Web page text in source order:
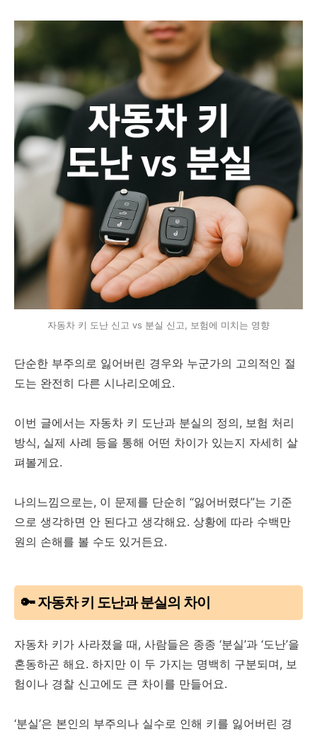
자동차 키 도난 신고 vs 분실 신고, 보험에 미치는 영향
단순한 부주의로 잃어버린 경우와 누군가의 고의적인 절
도는 완전히 다른 시나리오예요.
이번 글에서는 자동차 키 도난과 분실의 정의, 보험 처리
방식, 실제 사례 등을 통해 어떤 차이가 있는지 자세히 살
펴볼게요.
나의느낌으로는, 이 문제를 단순히 “잃어버렸다”는 기준
으로 생각하면 안 된다고 생각해요. 상황에 따라 수백만
원의 손해를 볼 수도 있거든요.
🔑 자동차 키 도난과 분실의 차이
자동차 키가 사라졌을 때, 사람들은 종종 ‘분실’과 ‘도난’을
혼동하곤 해요. 하지만 이 두 가지는 명백히 구분되며, 보
험이나 경찰 신고에도 큰 차이를 만들어요.
‘분실’은 본인의 부주의나 실수로 인해 키를 잃어버린 경